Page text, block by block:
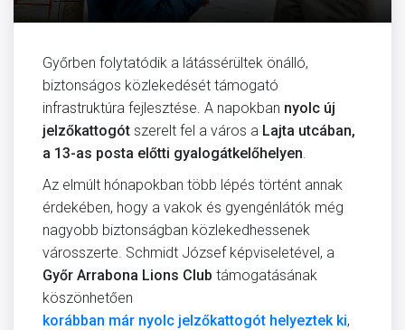
Győrben folytatódik a látássérültek önálló,
biztonságos közlekedését támogató
infrastruktúra fejlesztése. A napokban nyolc új
jelzőkattogót szerelt fel a város a Lajta utcában,
a 13-as posta előtti gyalogátkelőhelyen.
Az elmúlt hónapokban több lépés történt annak
érdekében, hogy a vakok és gyengénlátók még
nagyobb biztonságban közlekedhessenek
városszerte. Schmidt József képviseletével, a
Győr Arrabona Lions Club támogatásának
köszönhetően
korábban már nyolc jelzőkattogót helyeztek ki,